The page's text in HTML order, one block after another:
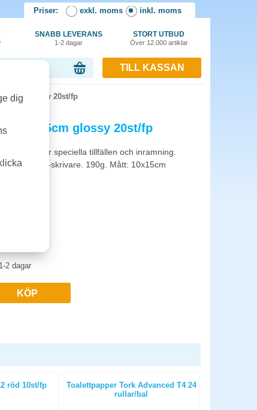
Priser: exkl. moms inkl. moms
SNABB LEVERANS
1-2 dagar
STORT UTBUD
Över 12.000 artiklar
TILL KASSAN
glossy 20st/fp
10x15cm glossy 20st/fp
Perfekt för speciella tillfällen och inramning.
Brothers-skrivare. 190g. Mått: 10x15cm
1-2 dagar
KÖP
röd 10st/fp
Toalettpapper Tork Advanced T4 24
rullar/bal
dig